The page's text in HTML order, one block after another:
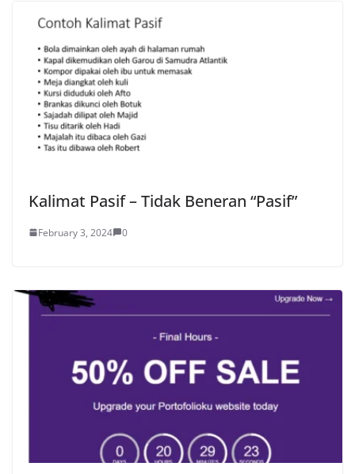
Kalimat Pasif – Tidak Beneran “Pasif”
February 3, 2024 0